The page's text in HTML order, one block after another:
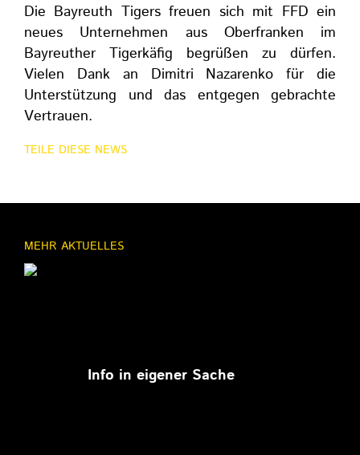
Die Bayreuth Tigers freuen sich mit FFD ein
neues Unternehmen aus Oberfranken im
Bayreuther Tigerkäfig begrüßen zu dürfen.
Vielen Dank an Dimitri Nazarenko für die
Unterstützung und das entgegen gebrachte
Vertrauen.
TEILE DIESE NEWS
MEHR AKTUELLES
Info in eigener Sache